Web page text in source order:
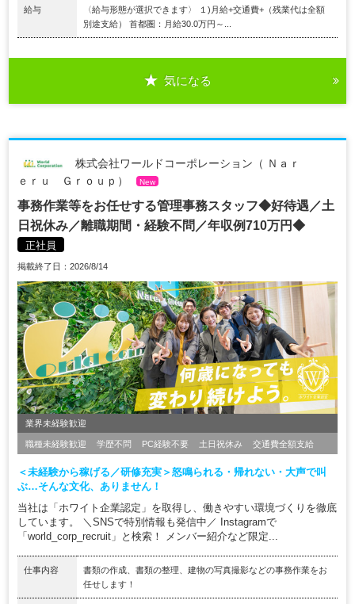
給与
〈給与形態が選択できます〉 １)月給+交通費+（残業代は全額
別途支給） 首都圏：月給30.0万円～...
気になる
株式会社ワールドコーポレーション（ Ｎａｒ
ｅｒｕ Ｇｒｏｕｐ）
New
事務作業等をお任せする管理事務スタッフ◆好待遇／土
日祝休み／離職期間・経験不問／年収例710万円◆
正社員
掲載終了日：2026/8/14
業界未経験歓迎
職種未経験歓迎 学歴不問 PC経験不要 土日祝休み 交通費全額支給
＜未経験から稼げる／研修充実＞怒鳴られる・帰れない・大声で叫
ぶ…そんな文化、ありません！
当社は「ホワイト企業認定」を取得し、働きやすい環境づくりを徹底
しています。 ＼SNSで特別情報も発信中／ Instagramで
「world_corp_recruit」と検索！ メンバー紹介など限定...
仕事内容
書類の作成、書類の整理、建物の写真撮影などの事務作業をお
任せします！